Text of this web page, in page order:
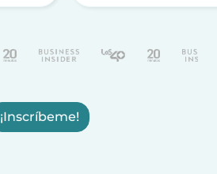
¡Inscríbeme!